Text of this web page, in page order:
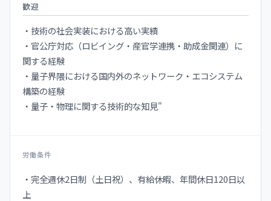
歓迎
・技術の社会実装における高い実績
・官公庁対応（ロビイング・産官学連携・助成金関連）に
関する経験
・量子界隈における国内外のネットワーク・エコシステム
構築の経験
・量子・物理に関する技術的な知見"
労働条件
・完全週休2日制（土日祝）、有給休暇、年間休日120日以
上